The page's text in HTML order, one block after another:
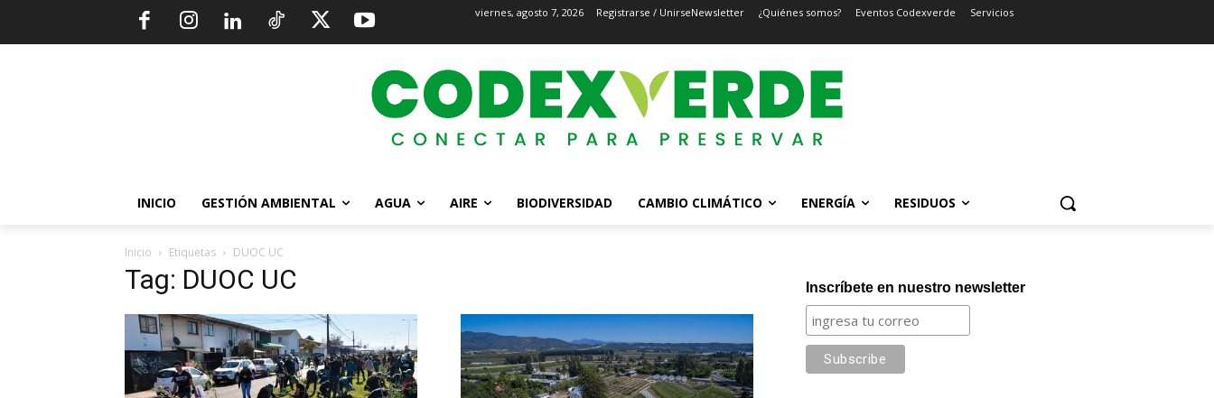
viernes, agosto 7, 2026 Registrarse / UnirseNewsletter ¿Quiénes somos? Eventos Codexverde Servicios
INICIO GESTIÓN AMBIENTAL AGUA AIRE BIODIVERSIDAD CAMBIO CLIMÁTICO ENERGÍA RESIDUOS
Inicio Etiquetas DUOC UC
Tag: DUOC UC Inscríbete en nuestro newsletter